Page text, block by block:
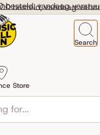
besteld, vandaag
besteld, vandaag
Search
Store